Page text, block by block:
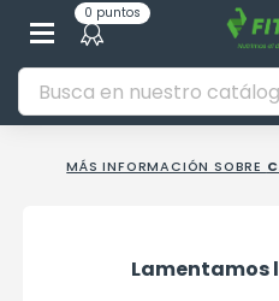
0 puntos
MÁS INFORMACIÓN SOBRE
Lamentamos